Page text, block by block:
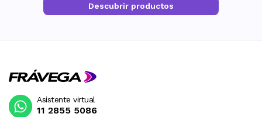
Descubrir productos
Asistente virtual
11 2855 5086